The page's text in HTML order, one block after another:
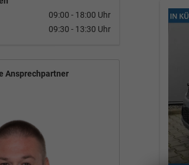
09:00 - 18:00 Uhr
09:30 - 13:30 Uhr
Ansprechpartner